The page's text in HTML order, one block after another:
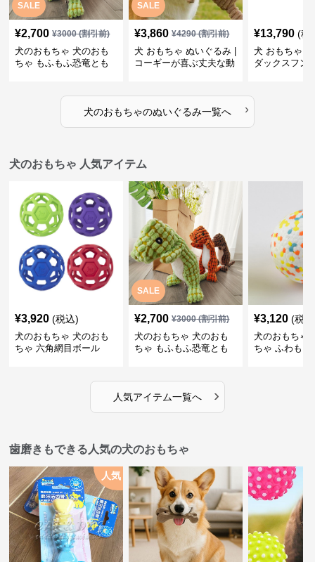
SALE
¥2,700 ¥3000(割引前)
犬のおもちゃ 犬のおも
ちゃ もふもふ恐竜とも
SALE
¥3,860 ¥4290(割引前)
犬 おもちゃ ぬいぐるみ |
コーギーが喜ぶ丈夫な動
¥13,790 (税
犬 おもちゃ
ダックスフン
犬のおもちゃのぬいぐるみ一覧へ ›
犬のおもちゃ 人気アイテム
¥3,920 (税込)
犬のおもちゃ 犬のおも
ちゃ 六角網目ボール
SALE
¥2,700 ¥3000(割引前)
犬のおもちゃ 犬のおも
ちゃ もふもふ恐竜とも
¥3,120 (税
犬のおもちゃ
ちゃ ふわもこ
人気アイテム一覧へ ›
歯磨きもできる人気の犬のおもちゃ
人気